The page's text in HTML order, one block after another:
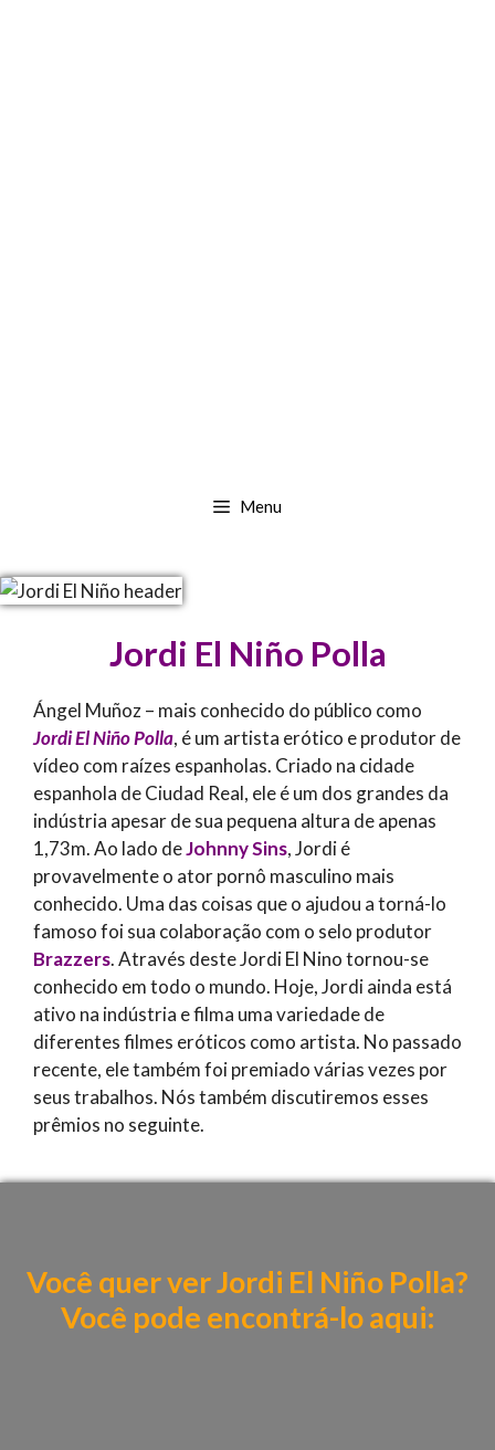
Menu
Jordi El Niño Polla
Ángel Muñoz – mais conhecido do público como
Jordi El Niño Polla, é um artista erótico e produtor de
vídeo com raízes espanholas. Criado na cidade
espanhola de Ciudad Real, ele é um dos grandes da
indústria apesar de sua pequena altura de apenas
1,73m. Ao lado deJohnny Sins, Jordi é
provavelmente o ator pornô masculino mais
conhecido. Uma das coisas que o ajudou a torná-lo
famoso foi sua colaboração com o selo produtor
Brazzers. Através deste Jordi El Nino tornou-se
conhecido em todo o mundo. Hoje, Jordi ainda está
ativo na indústria e filma uma variedade de
diferentes filmes eróticos como artista. No passado
recente, ele também foi premiado várias vezes por
seus trabalhos. Nós também discutiremos esses
prêmios no seguinte.
Você quer ver Jordi El Niño Polla?
Você pode encontrá-lo aqui: